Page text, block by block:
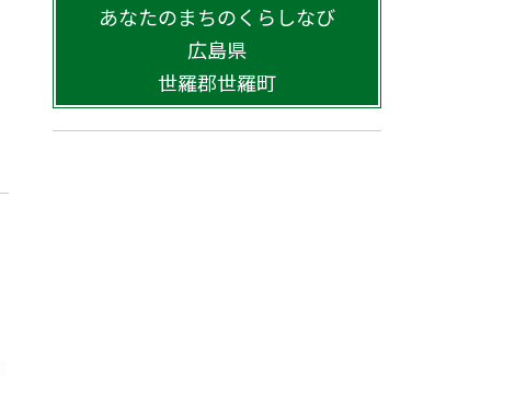
あなたのまちのくらしなび
広島県
世羅郡世羅町